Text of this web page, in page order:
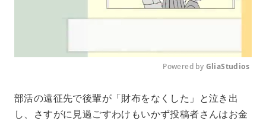
u
t
Powered by GliaStudios
部活の遠征先で後輩が「財布をなくした」と泣き出
し、さすがに見過ごすわけもいかず投稿者さんはお金